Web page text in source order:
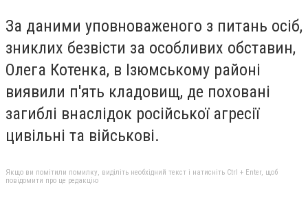
За даними уповноваженого з питань осіб,
зниклих безвісти за особливих обставин,
Олега Котенка, в Ізюмському районі
виявили п'ять кладовищ, де поховані
загиблі внаслідок російської агресії
цивільні та військові.
Якщо ви помітили помилку, виділіть необхідний текст і натисніть Ctrl + Enter, щоб
повідомити про це редакцію